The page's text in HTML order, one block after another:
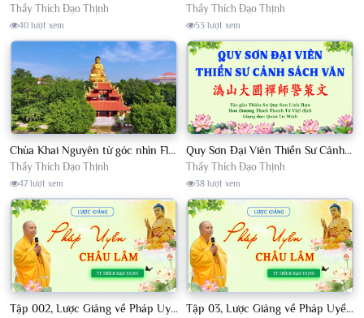
Thầy Thích Đạo Thịnh
40 lượt xem
Thầy Thích Đạo Thịnh
53 lượt xem
Chùa Khai Nguyên từ góc nhìn Flycam
Thầy Thích Đạo Thịnh
47 lượt xem
Quy Sơn Đại Viên Thiền Sư Cảnh Sách Văn - HT Thích Thanh Từ Việt dịch
Thầy Thích Đạo Thịnh
38 lượt xem
Tập 002, Lược Giảng về Pháp Uyển Châu Lâm, Chủ giảng TT. Thích Đạo Thịnh Tập 03, Lược Giảng về Pháp Uyển Châu Lâm, Chủ giảng TT Thích Đạo Thịnh